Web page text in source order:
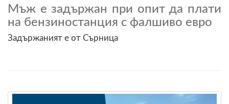
Мъж е задържан при опит да плати
на бензиностанция с фалшиво евро
Задържаният е от Сърница